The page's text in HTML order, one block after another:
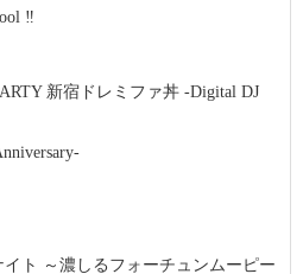
‼
新宿ドレミファ丼 -Digital DJ
ト ～濃しるフォーチュンムーピー